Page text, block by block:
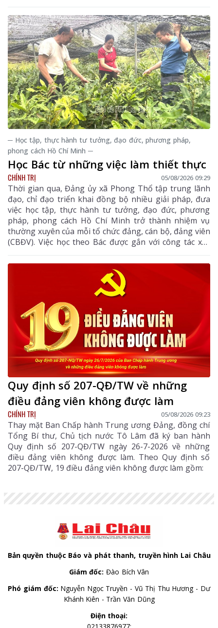
─ Học tập, thực hành tư tưởng, đạo đức, phương pháp,
phong cách Hồ Chí Minh ─
Học Bác từ những việc làm thiết thực
CHÍNH TRỊ 05/08/2026 09:29
Thời gian qua, Đảng ủy xã Phong Thổ tập trung lãnh
đạo, chỉ đạo triển khai đồng bộ nhiều giải pháp, đưa
việc học tập, thực hành tư tưởng, đạo đức, phương
pháp, phong cách Hồ Chí Minh trở thành nhiệm vụ
thường xuyên của mỗi tổ chức đảng, cán bộ, đảng viên
(CBĐV). Việc học theo Bác được gắn với công tác xây
dựng Đảng, thực hiện nhiệm vụ chính trị và phục vụ
nhân dân, góp phần nâng cao năng lực lãnh đạo, sức
chiến đấu của tổ chức Đảng, thúc đẩy kinh tế - xã hội
Quy định số 207-QĐ/TW về những
điều đảng viên không được làm
CHÍNH TRỊ 05/08/2026 09:23
Thay mặt Ban Chấp hành Trung ương Đảng, đồng chí
Tổng Bí thư, Chủ tịch nước Tô Lâm đã ký ban hành
Quy định số 207-QĐ/TW ngày 26-7-2026 về những
điều đảng viên không được làm. Theo Quy định số
207-QĐ/TW, 19 điều đảng viên không được làm gồm:
Bản quyền thuộc Báo và phát thanh, truyền hình Lai Châu
Giám đốc: Đào Bích Vân
Phó giám đốc: Nguyễn Ngọc Truyền - Vũ Thị Thu Hương - Dư
Khánh Kiên - Trần Văn Dũng
Điện thoại: